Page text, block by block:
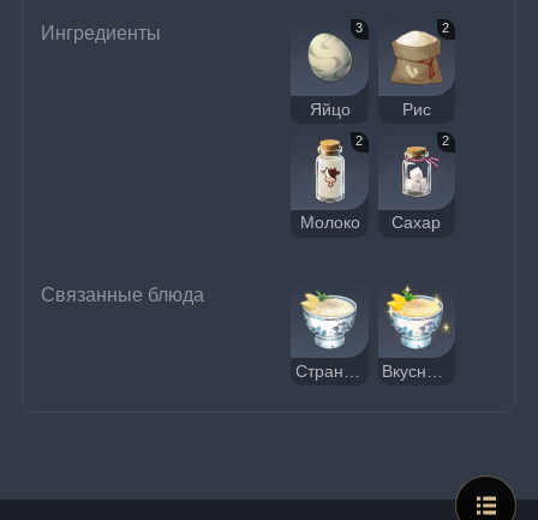
Ингредиенты 3
Яйцо
2
Рис
2
Молоко
2
Сахар
Связанные блюда